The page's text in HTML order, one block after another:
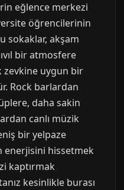
eğlence merkezi
öğrencilerinin
sokaklar, akşam
bir atmosfere
zevkine uygun bir
Rock barlardan
daha sakin
canlı müzik
bir yelpaze
enerjisini hissetmek
kaptırmak
kesinlikle burası